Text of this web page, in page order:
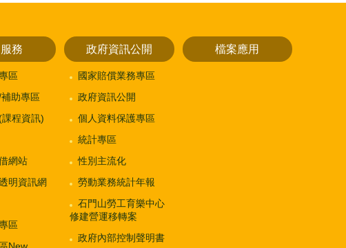
務
區
助專區
程資訊)
網站
明資訊網
區
政府資訊公開
國家賠償業務專區
政府資訊公開
個人資料保護專區
統計專區
性別主流化
勞動業務統計年報
石門山勞工育樂中心
修建營運移轉案
政府內部控制聲明書
檔案應用